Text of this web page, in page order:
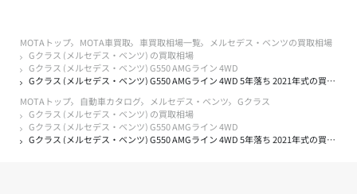
MOTAトップ MOTA車買取 車買取相場一覧
メルセデス・ベンツの買取相場
Gクラス (メルセデス・ベンツ) の買取相場
Gクラス (メルセデス・ベンツ) G550 AMGライン 4WD
Gクラス (メルセデス・ベンツ) G550 AMGライン 4WD 5年落ち 2021年式の買取実績
MOTAトップ
自動車カタログ メルセデス・ベンツ
Gクラス
Gクラス (メルセデス・ベンツ) の買取相場
Gクラス (メルセデス・ベンツ) G550 AMGライン 4WD
Gクラス (メルセデス・ベンツ) G550 AMGライン 4WD 5年落ち 2021年式の買取実績